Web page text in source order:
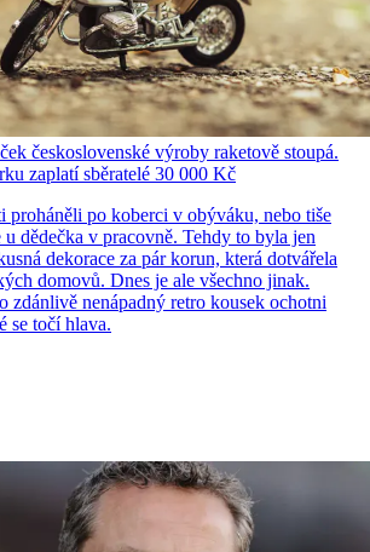
československé výroby raketově stoupá.
zaplatí sběratelé 30 000 Kč
proháněli po koberci v obýváku, nebo tiše
dědečka v pracovně. Tehdy to byla jen
dekorace za pár korun, která dotvářela
domovů. Dnes je ale všechno jinak.
zdánlivě nenápadný retro kousek ochotni
se točí hlava.